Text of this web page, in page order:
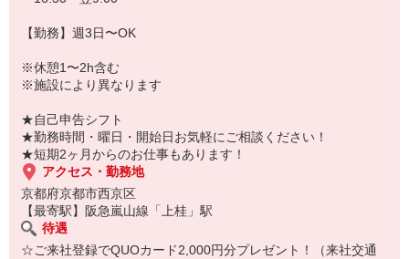
若手からミドル、中高年（エルダー）、シニア世代まで幅広く活躍
「近くの病院で働きたい」
「大手病院で働きたい」
「すぐに働けるところはないかな…」
そんな方もぜひ！お気軽にご連絡ください♪
【勤務】週3日〜OK
※休憩1〜2h含む
※施設により異なります
★自己申告シフト
★勤務時間・曜日・開始日お気軽にご相談ください！
★短期2ヶ月からのお仕事もあります！
アクセス・勤務地
京都府京都市西京区
【最寄駅】阪急嵐山線「上桂」駅
待遇
☆ご来社登録でQUOカード2,000円分プレゼント！（来社交通